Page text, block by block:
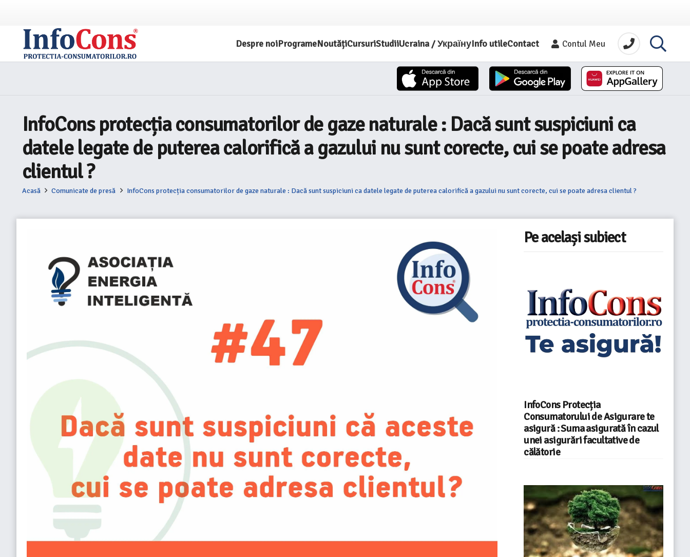
Despre noiProgrameNoutățiCursuriStudiiUcraina / УкраїнуInfo utileContact Contul Meu
InfoCons protecția consumatorilor de gaze naturale : Dacă sunt suspiciuni ca
datele legate de puterea calorifică a gazului nu sunt corecte, cui se poate adresa
clientul ?
Acasă Comunicate de presă InfoCons protecția consumatorilor de gaze naturale : Dacă sunt suspiciuni ca datele legate de puterea calorifică a gazului nu sunt corecte, cui se poate adresa clientul ?
Pe același subiect
InfoCons Protecția
Consumatorului de Asigurare te
asigură : Suma asigurată în cazul
unei asigurări facultative de
călătorie